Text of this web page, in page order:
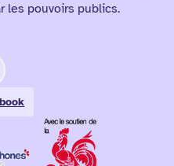
les pouvoirs publics.